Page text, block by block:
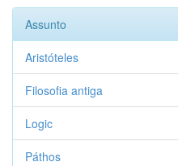
Assunto
Aristóteles
Filosofia antiga
Logic
Páthos